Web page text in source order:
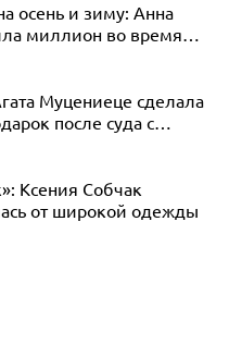
осень и зиму: Анна
миллион во время
Муцениеце сделала
после суда с
Ксения Собчак
от широкой одежды